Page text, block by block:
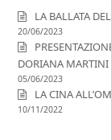
LA BALLATA
20/06/2023
DORIANA MARTINI
05/06/2023
LA CINA
10/11/2022